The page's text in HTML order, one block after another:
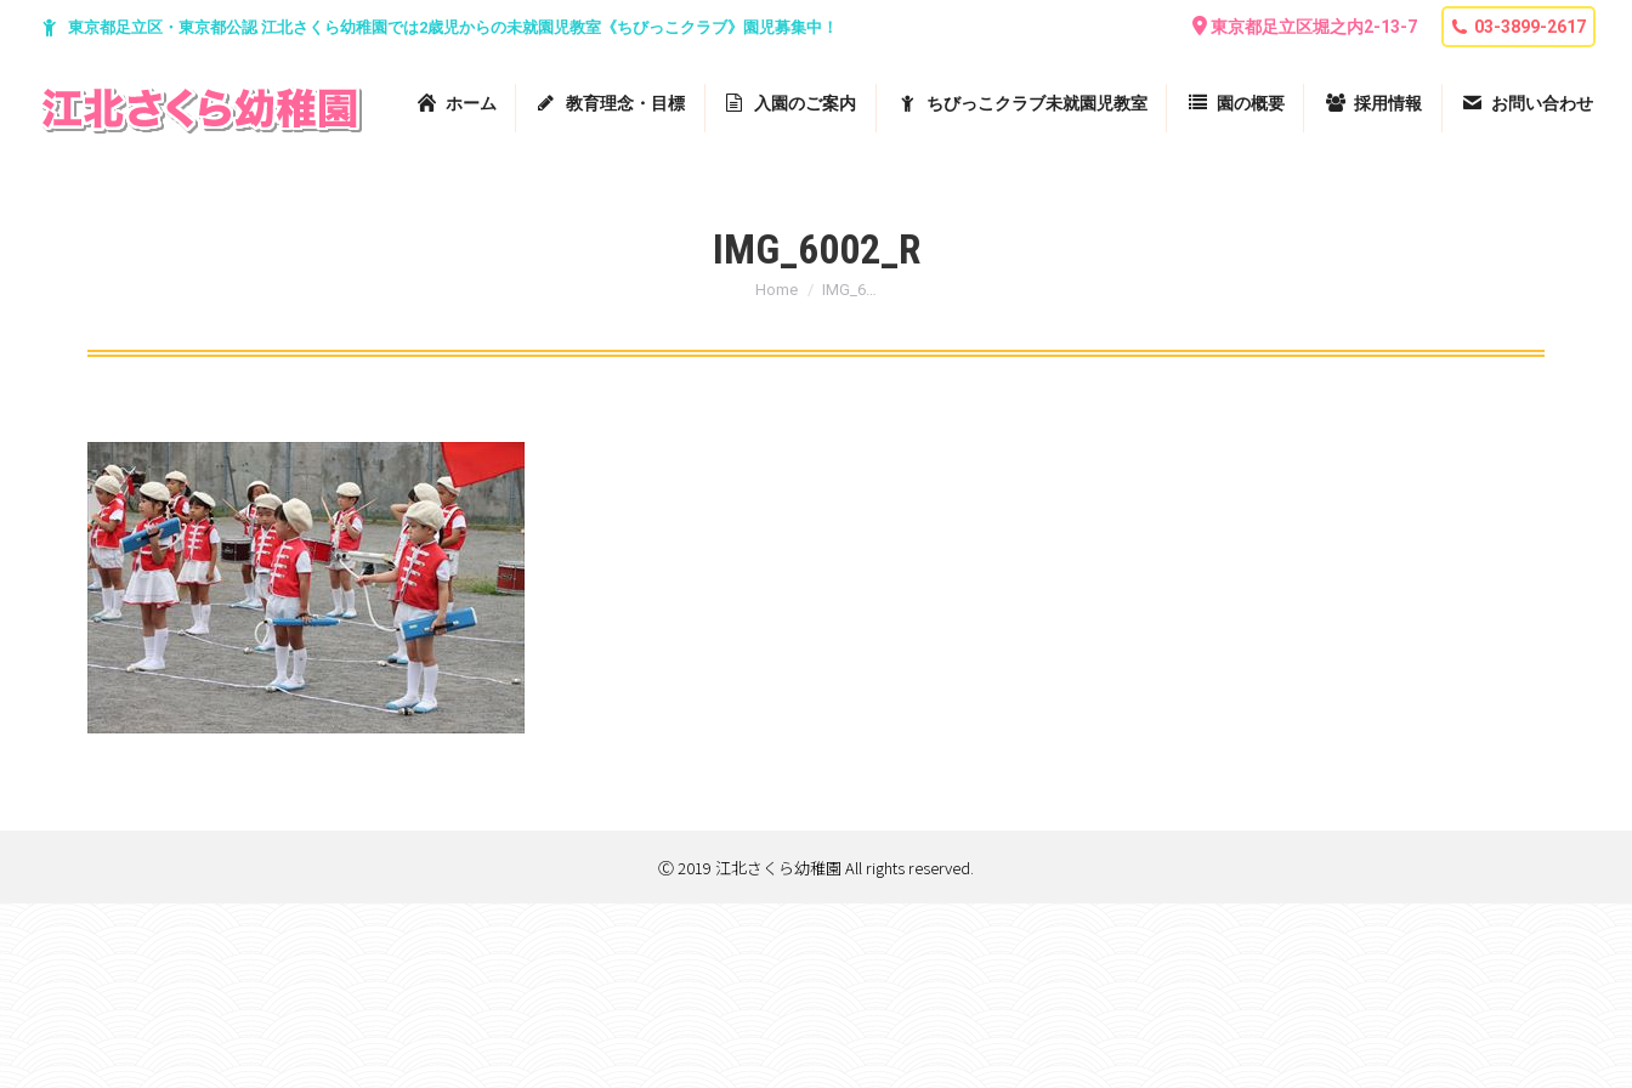
東京都足立区・東京都公認 江北さくら幼稚園では2歳児からの未就園児教室《ちびっこクラブ》園児募集中！ 東京都足立区堀之内2-13-7 03-3899-2617
ホーム 教育理念・目標 入園のご案内 ちびっこクラブ未就園児教室 園の概要 採用情報 お問い合わせ
IMG_6002_R
You are here:
Home IMG_6…
Ⓒ 2019 江北さくら幼稚園 All rights reserved.